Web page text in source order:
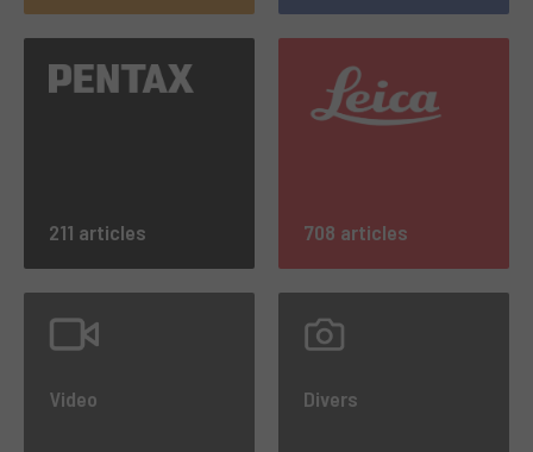
211 articles 708 articles
Video Divers